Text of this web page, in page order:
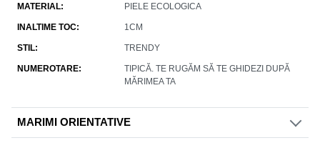
MATERIAL PIELE ECOLOGICA
INALTIME TOC 1CM
STIL TRENDY
NUMEROTARE
TIPICĂ. TE RUGĂM SĂ TE GHIDEZI DUPĂ
MĂRIMEA TA
MARIMI ORIENTATIVE